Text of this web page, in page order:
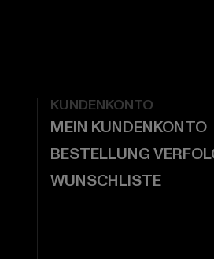
KUNDENKONTO
MEIN KUNDENKONTO
BESTELLUNG
WUNSCHLISTE